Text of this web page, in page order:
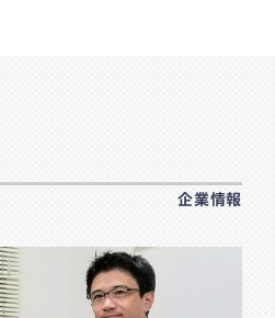
企業情報